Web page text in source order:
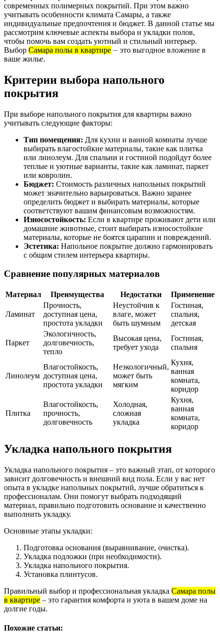
современных полимерных покрытий. При этом важно
учитывать особенности климата Самары, а также
индивидуальные предпочтения и бюджет. В данной статье мы
рассмотрим ключевые аспекты выбора и укладки полов,
чтобы помочь вам создать уютный и стильный интерьер.
Выбор Самара полы в квартире ⏤ это выгодное вложение в
ваше жилье.
Критерии выбора напольного
покрытия
При выборе напольного покрытия для квартиры важно
учитывать следующие факторы:
Тип помещения: Для кухни и ванной комнаты лучше
выбирать влагостойкие материалы, такие как плитка
или линолеум. Для спальни и гостиной подойдут более
теплые и уютные варианты, такие как ламинат, паркет
или ковролин.
Бюджет: Стоимость различных напольных покрытий
может значительно варьироваться. Важно заранее
определить бюджет и выбирать материалы, которые
соответствуют вашим финансовым возможностям.
Износостойкость: Если в квартире проживают дети или
домашние животные, стоит выбирать износостойкие
материалы, которые не боятся царапин и повреждений.
Эстетика: Напольное покрытие должно гармонировать
с общим стилем интерьера квартиры.
Сравнение популярных материалов
Материал Преимущества Недостатки Применение
Ламинат
Прочность,
доступная цена,
простота укладки
Неустойчив к
влаге, может
быть шумным
Гостиная,
спальня,
детская
Паркет
Экологичность,
долговечность,
тепло
Высокая цена,
требует ухода
Гостиная,
спальня
Линолеум
Влагостойкость,
доступная цена,
простота укладки
Неэкологичный,
может быть
мягким
Кухня,
ванная
комната,
коридор
Плитка
Влагостойкость,
прочность,
долговечность
Холодная,
сложная
укладка
Кухня,
ванная
комната,
коридор
Укладка напольного покрытия
Укладка напольного покрытия – это важный этап, от которого
зависит долговечность и внешний вид пола. Если у вас нет
опыта в укладке напольных покрытий, лучше обратиться к
профессионалам. Они помогут выбрать подходящий
материал, правильно подготовить основание и качественно
выполнить укладку.
Основные этапы укладки:
Подготовка основания (выравнивание, очистка).
Укладка подложки (при необходимости).
Укладка напольного покрытия.
Установка плинтусов.
Правильный выбор и профессиональная укладка Самара полы
в квартире – это гарантия комфорта и уюта в вашем доме на
долгие годы.
Похожие статьи: